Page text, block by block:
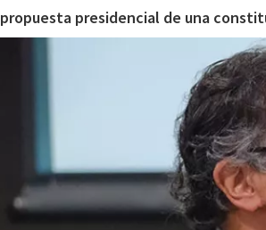
presidencial de una